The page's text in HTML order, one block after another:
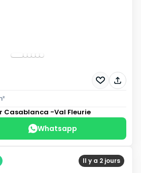
Casablanca -Val Fleurie
Whatsapp
Il y a 2 jours